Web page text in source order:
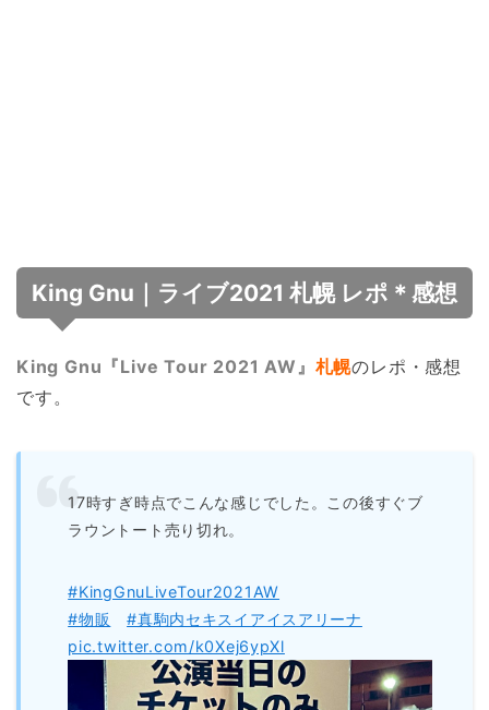
King Gnu｜ライブ2021 札幌 レポ＊感想
King Gnu『Live Tour 2021 AW』 札幌のレポ・感想
です。
17時すぎ時点でこんな感じでした。この後すぐブ
ラウントート売り切れ。
#KingGnuLiveTour2021AW
#物販
#真駒内セキスイアイスアリーナ
pic.twitter.com/k0Xej6ypXl